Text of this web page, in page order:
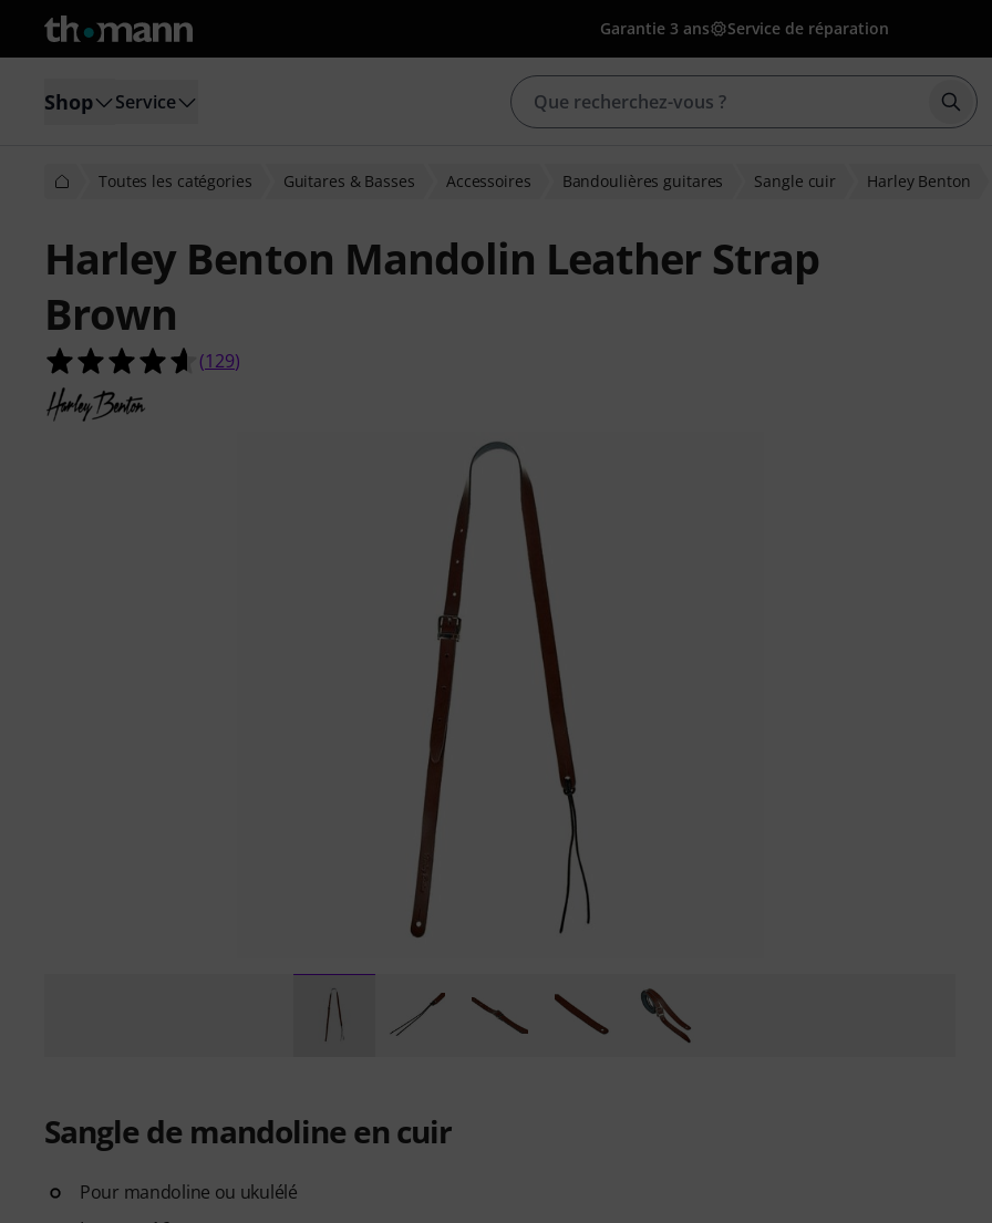
Garantie 3 ans Service de réparation
Shop Service
Toutes les catégories Guitares & Basses Accessoires Bandoulières guitares Sangle cuir Harley Benton
Harley Benton Mandolin Leather Strap
Brown
4.6 étoiles sur 5 d'après 129 évaluations clients
(129)
Sangle de mandoline en cuir
Pour mandoline ou ukulélé